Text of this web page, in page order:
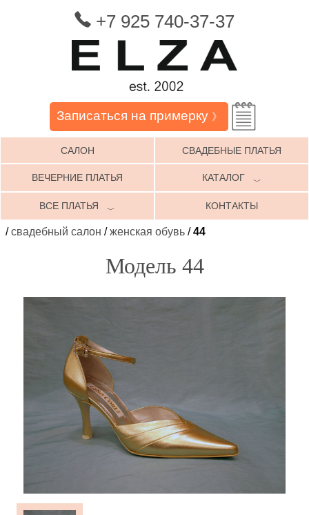
+7 925 740-37-37
Записаться на примерку 》
САЛОН СВАДЕБНЫЕ ПЛАТЬЯ
ВЕЧЕРНИЕ ПЛАТЬЯ КАТАЛОГ ﹀
ВСЕ ПЛАТЬЯ ﹀ КОНТАКТЫ
/свадебный салон /женская обувь /44
Модель 44